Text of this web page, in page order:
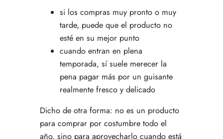
si los compras muy pronto o muy
tarde, puede que el producto no
esté en su mejor punto
cuando entran en plena
temporada, sí suele merecer la
pena pagar más por un guisante
realmente fresco y delicado
Dicho de otra forma: no es un producto
para comprar por costumbre todo el
año, sino para aprovecharlo cuando está